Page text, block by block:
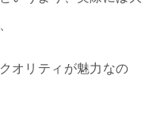
オリティが魅力なの